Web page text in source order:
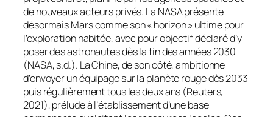
de nouveaux acteurs privés. La NASA présente
désormais Mars comme son « horizon » ultime pour
l’exploration habitée, avec pour objectif déclaré d’y
poser des astronautes dès la fin des années 2030
(NASA, s.d.). La Chine, de son côté, ambitionne
d’envoyer un équipage sur la planète rouge dès 2033
puis régulièrement tous les deux ans (Reuters,
2021), prélude à l’établissement d’une base